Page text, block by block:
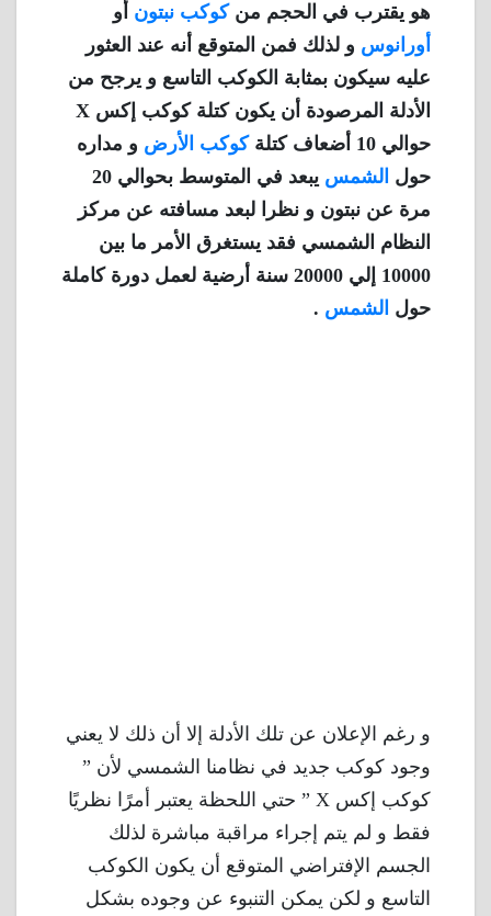
هو يقترب في الحجم منكوكب نبتون أو
أورانوس و لذلك فمن المتوقع أنه عند العثور
عليه سيكون بمثابة الكوكب التاسع و يرجح من
الأدلة المرصودة أن يكون كتلة كوكب إكس X
حوالي 10 أضعاف كتلة
كوكب الأرض و مداره
حول الشمس
يبعد في المتوسط بحوالي 20
مرة عن نبتون و نظرا لبعد مسافته عن مركز
النظام الشمسي فقد يستغرق الأمر ما بين
10000 إلي 20000 سنة أرضية لعمل دورة كاملة
حول الشمس .
و رغم الإعلان عن تلك الأدلة إلا أن ذلك لا يعني
وجود كوكب جديد في نظامنا الشمسي لأن ”
كوكب إكس X ” حتي اللحظة يعتبر أمرًا نظريًا
فقط و لم يتم إجراء مراقبة مباشرة لذلك
الجسم الإفتراضي المتوقع أن يكون الكوكب
التاسع و لكن يمكن التنبوء عن وجوده بشكل